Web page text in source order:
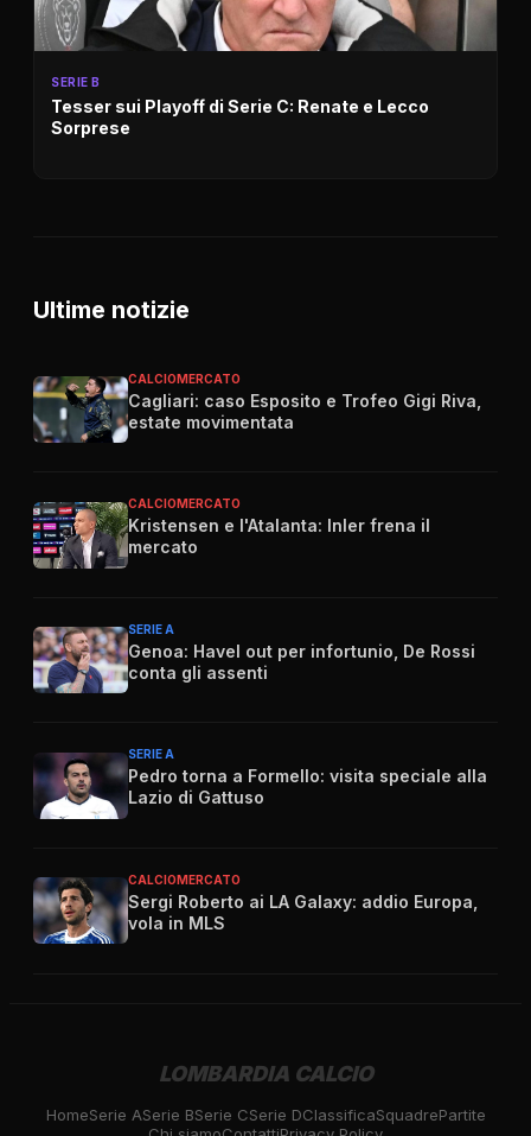
SERIE B
Tesser sui Playoff di Serie C: Renate e Lecco
Sorprese
Ultime notizie
CALCIOMERCATO
Cagliari: caso Esposito e Trofeo Gigi Riva,
estate movimentata
CALCIOMERCATO
Kristensen e l'Atalanta: Inler frena il
mercato
SERIE A
Genoa: Havel out per infortunio, De Rossi
conta gli assenti
SERIE A
Pedro torna a Formello: visita speciale alla
Lazio di Gattuso
CALCIOMERCATO
Sergi Roberto ai LA Galaxy: addio Europa,
vola in MLS
LOMBARDIA CALCIO
HomeSerie ASerie BSerie CSerie DClassificaSquadrePartite